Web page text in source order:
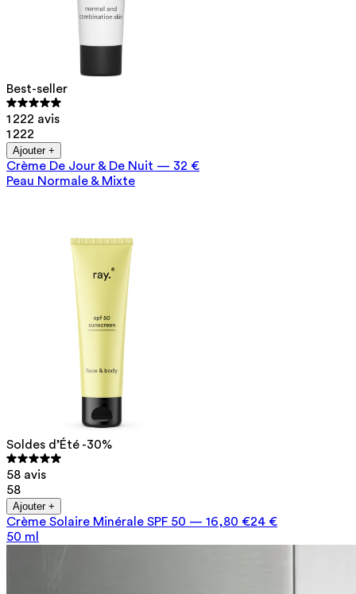
Best-seller
1 222 avis
1 222
Ajouter +
Crème De Jour & De Nuit — 32 €
Peau Normale & Mixte
Soldes d’Été -30%
58 avis
58
Ajouter +
Crème Solaire Minérale SPF 50 — 16,80 €24 €
50 ml